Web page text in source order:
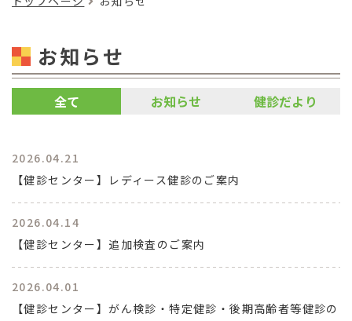
お知らせ
全て お知らせ 健診だより
2026.04.21
【健診センター】レディース健診のご案内
2026.04.14
【健診センター】追加検査のご案内
2026.04.01
【健診センター】がん検診・特定健診・後期高齢者等健診の